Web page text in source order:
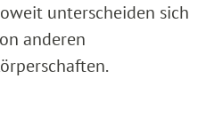
unterscheiden sich
anderen